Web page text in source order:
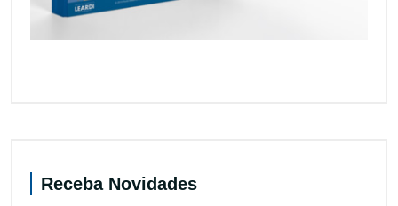
Receba Novidades